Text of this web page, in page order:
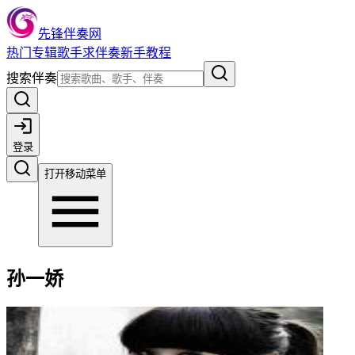
先锋伴奏网
热门 专辑歌手求伴奏新手教程
搜索伴奏
登录
打开移动菜单
孙一娇